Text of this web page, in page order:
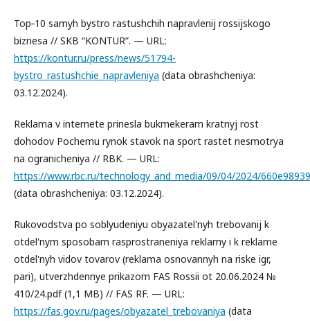
Top‑10 samyh bystro rastushchih napravlenij rossijskogo
biznesa // SKB “KONTUR”. — URL:
https://kontur.ru/press/news/51794-
bystro_rastushchie_napravleniya (data obrashcheniya:
03.12.2024).
Reklama v internete prinesla bukmekeram kratnyj rost
dohodov Pochemu rynok stavok na sport rastet nesmotrya
na ogranicheniya // RBK. — URL:
https://www.rbc.ru/technology_and_media/09/04/2024/
(data obrashcheniya: 03.12.2024).
Rukovodstva po soblyudeniyu obyazatel'nyh trebovanij k
otdel'nym sposobam rasprostraneniya reklamy i k reklame
otdel'nyh vidov tovarov (reklama osnovannyh na riske igr,
pari), utverzhdennye prikazom FAS Rossii ot 20.06.2024 №
410/24.pdf (1,1 MB) // FAS RF. — URL:
https://fas.gov.ru/pages/obyazatel_trebovaniya (data